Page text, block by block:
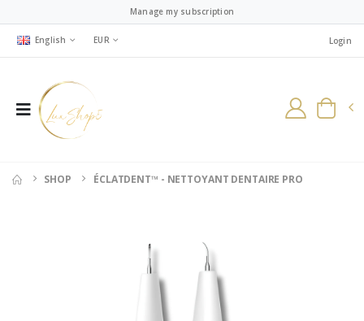
Manage my subscription
English EUR Login
SHOP ÉCLATDENT™ - NETTOYANT DENTAIRE PRO